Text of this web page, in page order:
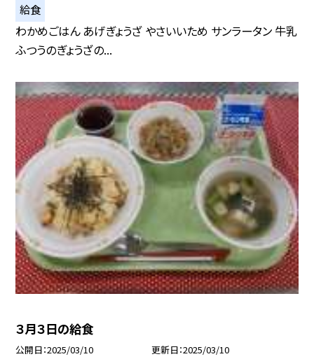
給食
わかめごはん あげぎょうざ やさいいため サンラータン 牛乳
ふつうのぎょうざの...
３月３日の給食
公開日 2025/03/10 更新日 2025/03/10